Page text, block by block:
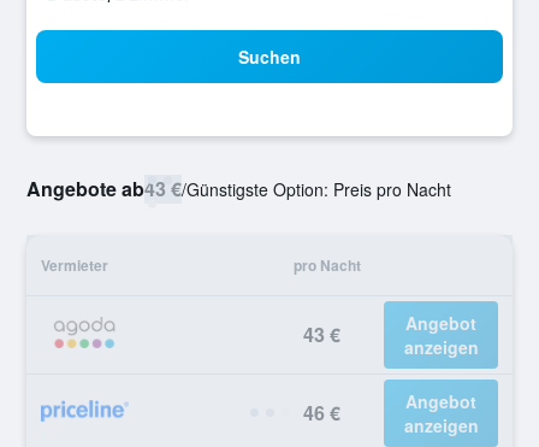
Suchen
Angebote ab43 €/Günstigste Option: Preis pro Nacht
Vermieter pro Nacht
43 €
Angebot
anzeigen
46 €
Angebot
anzeigen